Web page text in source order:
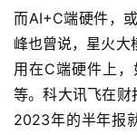
而AI+C端硬件，
峰也曾说，星火大
用在C端硬件上
等。科大讯飞在财
2023年的半年报